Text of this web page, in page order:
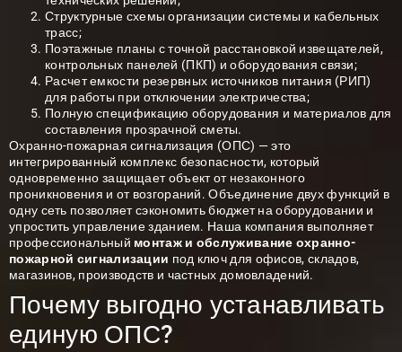
Структурные схемы организации системы и кабельных
трасс;
Поэтажные планы с точной расстановкой извещателей,
контрольных панелей (ПКП) и оборудования связи;
Расчет емкости резервных источников питания (РИП)
для работы при отключении электричества;
Полную спецификацию оборудования и материалов для
составления прозрачной сметы.
Охранно-пожарная сигнализация (ОПС) — это
интегрированный комплекс безопасности, который
одновременно защищает объект от незаконного
проникновения и от возгораний. Объединение двух функций в
одну сеть позволяет сэкономить бюджет на оборудовании и
упростить управление зданием. Наша компания выполняет
профессиональный монтаж и обслуживание охранно-
пожарной сигнализации под ключ для офисов, складов,
магазинов, производств и частных домовладений.
Почему выгодно устанавливать
единую ОПС?